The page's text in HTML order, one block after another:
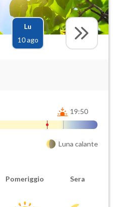
Lu
10 ago
19:50
Luna calante
Pomeriggio Sera